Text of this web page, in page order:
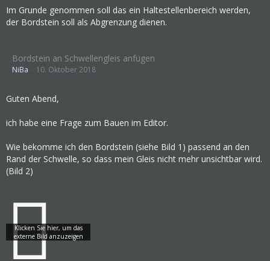
Im Grunde genommen soll das ein Haltestellenbereich werden,
der Bordstein soll als Abgrenzung dienen.
Bordstein an Schwellengleis anfügen
NiBa 10. Oktober 2018
Guten Abend,
ich habe eine Frage zum Bauen im Editor.
Wie bekomme ich den Bordstein (siehe Bild 1) passend an den
Rand der Schwelle, so dass mein Gleis nicht mehr unsichtbar wird.
(Bild 2)